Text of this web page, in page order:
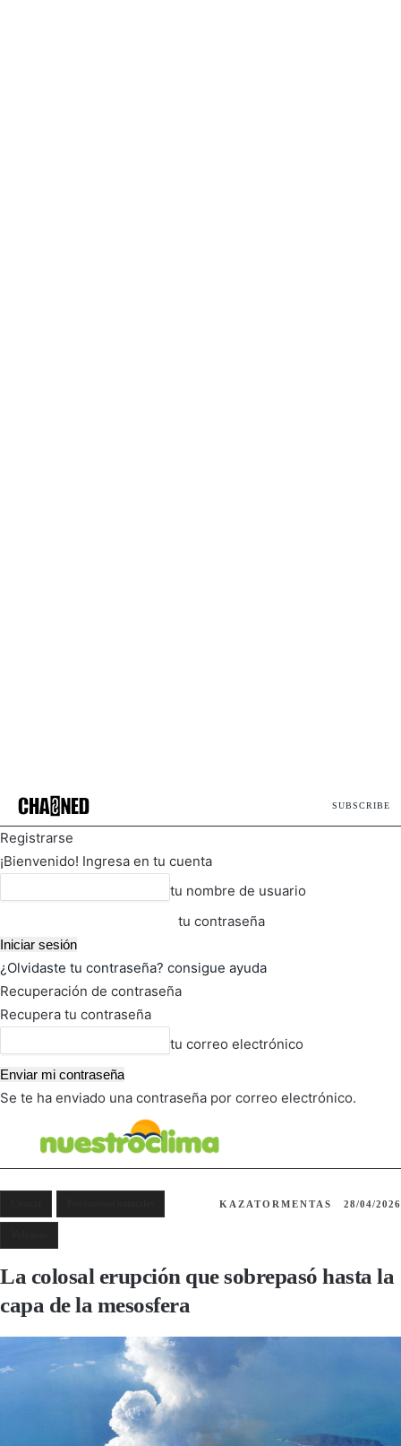
SUBSCRIBE
Registrarse
¡Bienvenido! Ingresa en tu cuenta
tu nombre de usuario
tu contraseña
¿Olvidaste tu contraseña? consigue ayuda
Recuperación de contraseña
Recupera tu contraseña
tu correo electrónico
Se te ha enviado una contraseña por correo electrónico.
KAZATORMENTAS 28/04/2026
La colosal erupción que sobrepasó hasta la
capa de la mesosfera